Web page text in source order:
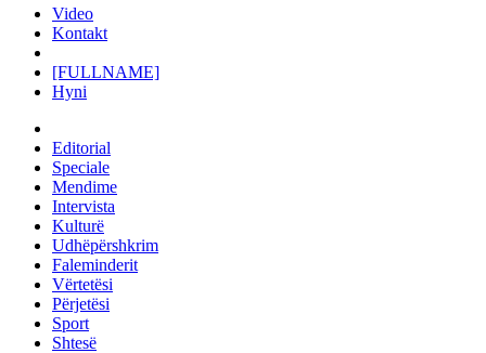
Video
Kontakt
[FULLNAME]
Hyni
Editorial
Speciale
Mendime
Intervista
Kulturë
Udhëpërshkrim
Faleminderit
Vërtetësi
Përjetësi
Sport
Shtesë